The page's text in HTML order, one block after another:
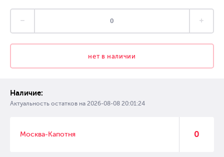
нет в наличии
Наличие:
Актуальность остатков на 2026-08-08 20:01:24
Москва-Капотня 0